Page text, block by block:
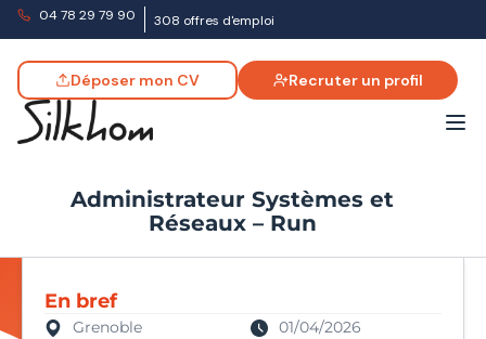
04 78 29 79 90 308 offres d'emploi
Déposer mon CV Recruter un profil
Administrateur Systèmes et
Réseaux – Run
En bref
Grenoble
01/04/2026